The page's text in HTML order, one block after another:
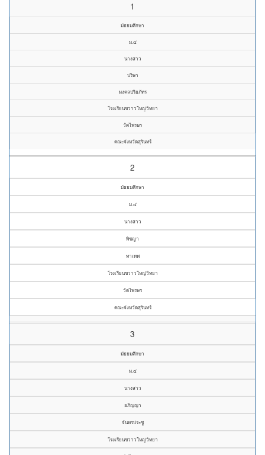
1
มัธยมศึกษา
ม.๔
นางสาว
ปริษา
มงคลปริยภัทร
โรงเรียนขวาวใหญ่วิทยา
วัดไพรษร
คณะจังหวัดสุรินทร์
2
มัธยมศึกษา
ม.๔
นางสาว
พิชญา
ทาเทพ
โรงเรียนขวาวใหญ่วิทยา
วัดไพรษร
คณะจังหวัดสุรินทร์
3
มัธยมศึกษา
ม.๔
นางสาว
อภิญญา
จันทรประชู
โรงเรียนขวาวใหญ่วิทยา